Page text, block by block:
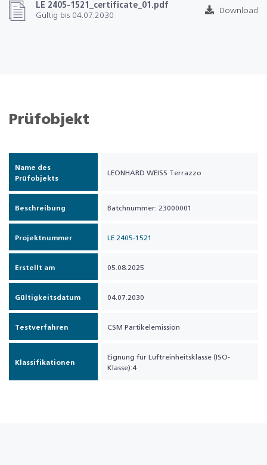
LE 2405-1521_certificate_01.pdf
Gültig bis 04.07.2030
Download
Prüfobjekt
Name des
Prüfobjekts
LEONHARD WEISS Terrazzo
Beschreibung Batchnummer: 23000001
Projektnummer LE 2405-1521
Erstellt am 05.08.2025
Gültigkeitsdatum 04.07.2030
Testverfahren CSM Partikelemission
Klassifikationen
Eignung für Luftreinheitsklasse (ISO-
Klasse):4